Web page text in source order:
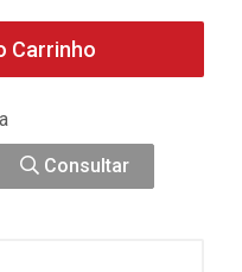
Carrinho
Consultar